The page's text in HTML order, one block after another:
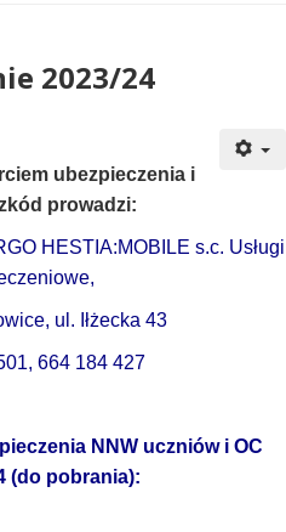
2023/24
ubezpieczenia i
prowadzi:
HESTIA:MOBILE s.c. Usługi
ul. Iłżecka 43
664 184 427
NNW uczniów i OC
(do pobrania):